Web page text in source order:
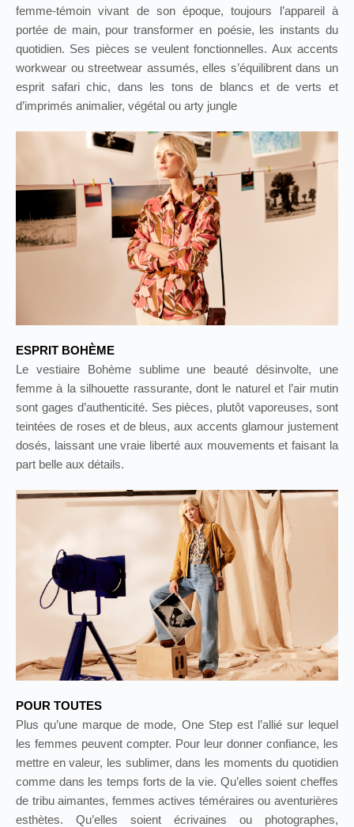
femme-témoin vivant de son époque, toujours l’appareil à
portée de main, pour transformer en poésie, les instants du
quotidien. Ses pièces se veulent fonctionnelles. Aux accents
workwear ou streetwear assumés, elles s’équilibrent dans un
esprit safari chic, dans les tons de blancs et de verts et
d’imprimés animalier, végétal ou arty jungle
ESPRIT BOHÈME
Le vestiaire Bohème sublime une beauté désinvolte, une
femme à la silhouette rassurante, dont le naturel et l’air mutin
sont gages d’authenticité. Ses pièces, plutôt vaporeuses, sont
teintées de roses et de bleus, aux accents glamour justement
dosés, laissant une vraie liberté aux mouvements et faisant la
part belle aux détails.
POUR TOUTES
Plus qu’une marque de mode, One Step est l’allié sur lequel
les femmes peuvent compter. Pour leur donner confiance, les
mettre en valeur, les sublimer, dans les moments du quotidien
comme dans les temps forts de la vie. Qu’elles soient cheffes
de tribu aimantes, femmes actives téméraires ou aventurières
esthètes. Qu’elles soient écrivaines ou photographes,